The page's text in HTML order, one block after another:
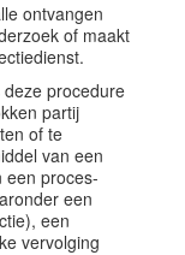
ontvangen
of maakt
procedure
partij
of te
van een
een proces-
een
een
vervolging